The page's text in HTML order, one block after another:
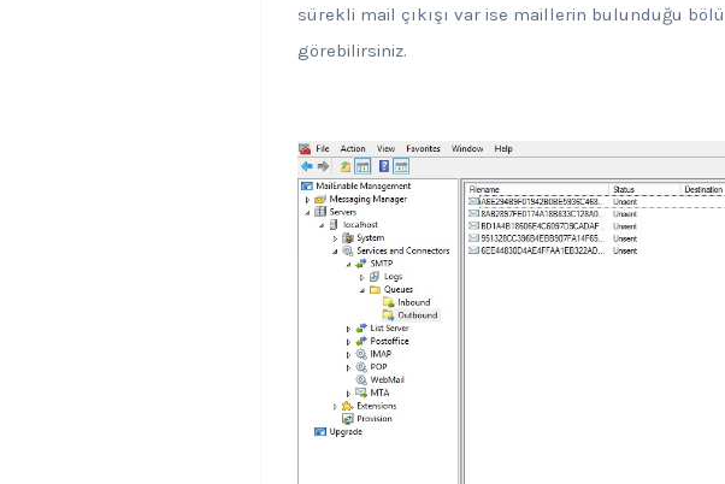
sürekli mail çıkışı var ise maillerin bulunduğu
görebilirsiniz.